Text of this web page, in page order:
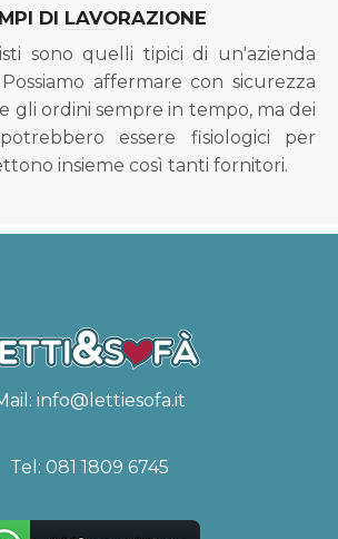
DI LAVORAZIONE
sono quelli tipici di un'azienda
affermare con sicurezza
gli ordini sempre in tempo, ma dei
essere fisiologici per
insieme così tanti fornitori.
info@lettiesofa.it
Tel: 081 1809 6745